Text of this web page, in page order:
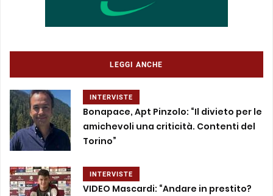
LEGGI ANCHE
INTERVISTE
Bonapace, Apt Pinzolo: “Il divieto per le
amichevoli una criticità. Contenti del
Torino”
INTERVISTE
VIDEO Mascardi: “Andare in prestito?